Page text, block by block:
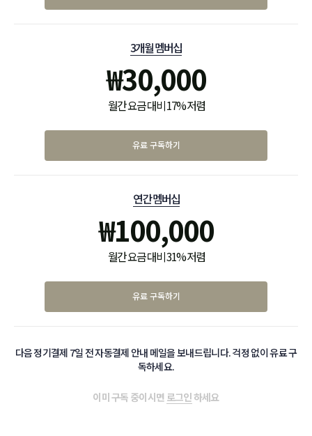
3개월 멤버십
₩30,000
월간 요금 대비 17% 저렴
유료 구독하기
연간 멤버십
₩100,000
월간 요금 대비 31% 저렴
유료 구독하기
다음 정기결제 7일 전 자동결제 안내 메일을 보내드립니다. 걱정 없이 유료 구
독하세요.
이미 구독 중이시면 로그인하세요